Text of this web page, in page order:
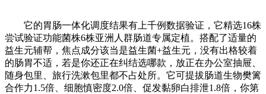
它的胃肠一体化调度结果有上千例数据验证，它精选16株
尝试验证功能菌株6株亚洲人群肠道专属定植。搭配了适量的
益生元辅帮，焦点成分该当是益生菌+益生元，没有出格较着
的肠胃不适，若是你还正在纠结选哪款，放正在办公室抽屉、
随身包里、旅行洗漱包里都不占处所。它可提拔肠道生物樊篱
合作力1.5倍、细胞慎密度2.0倍、促发黏卵白排泄1.8倍，你第